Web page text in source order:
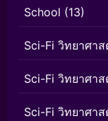
School (13)
Sci-Fi วิทยาศาส
Sci-Fi วิทยาศาส
Sci-Fi วิทยาศาส